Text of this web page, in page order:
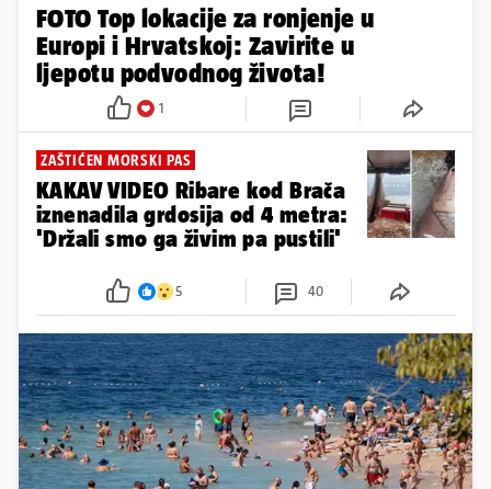
FOTO Top lokacije za ronjenje u
Europi i Hrvatskoj: Zavirite u
ljepotu podvodnog života!
1
ZAŠTIĆEN MORSKI PAS
KAKAV VIDEO Ribare kod Brača
iznenadila grdosija od 4 metra:
'Držali smo ga živim pa pustili'
5 40